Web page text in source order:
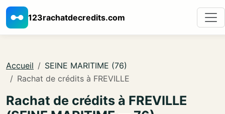
123rachatdecredits.com
Accueil
SEINE MARITIME (76)
Rachat de crédits à FREVILLE
Rachat de crédits à FREVILLE